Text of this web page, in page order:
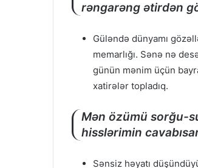
rəngarəng ətirdən
Güləndə dünyamı
memarlığı. Sənə nə
günün mənim üçün
xatirələr topladıq.
Mən özümü sorğu-
hisslərimin
Sənsiz həyatı